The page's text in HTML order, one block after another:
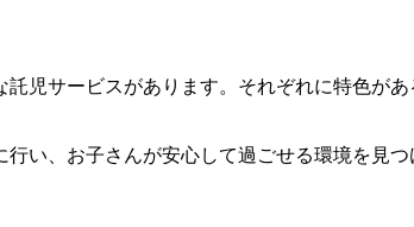
児サービスがあります。それぞれに特色が
い、お子さんが安心して過ごせる環境を見